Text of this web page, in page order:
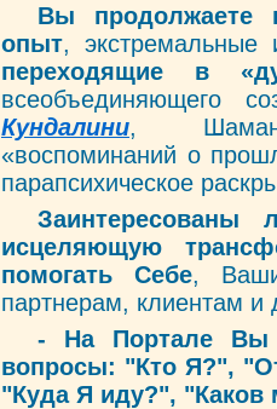
Вы продолжаете
опыт, экстремальные
переходящие в
всеобъединяющего
Кундалини,
«воспоминаний о
парапсихическое
исцеляющую
помогать Себе,
партнерам, клиентам
- На Портале Вы
вопросы: "Кто Я?",
"Куда Я иду?", "Каков